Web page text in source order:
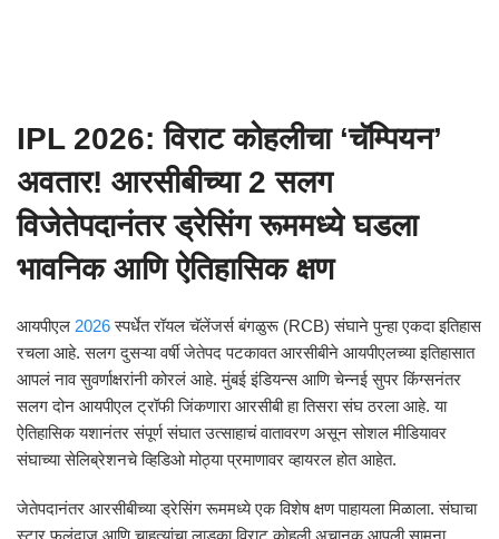
IPL 2026: विराट कोहलीचा ‘चॅम्पियन’
अवतार! आरसीबीच्या 2 सलग
विजेतेपदानंतर ड्रेसिंग रूममध्ये घडला
भावनिक आणि ऐतिहासिक क्षण
आयपीएल 2026स्पर्धेत रॉयल चॅलेंजर्स बंगळुरू (RCB) संघाने पुन्हा एकदा इतिहास
रचला आहे. सलग दुसऱ्या वर्षी जेतेपद पटकावत आरसीबीने आयपीएलच्या इतिहासात
आपलं नाव सुवर्णाक्षरांनी कोरलं आहे. मुंबई इंडियन्स आणि चेन्नई सुपर किंग्सनंतर
सलग दोन आयपीएल ट्रॉफी जिंकणारा आरसीबी हा तिसरा संघ ठरला आहे. या
ऐतिहासिक यशानंतर संपूर्ण संघात उत्साहाचं वातावरण असून सोशल मीडियावर
संघाच्या सेलिब्रेशनचे व्हिडिओ मोठ्या प्रमाणावर व्हायरल होत आहेत.
जेतेपदानंतर आरसीबीच्या ड्रेसिंग रूममध्ये एक विशेष क्षण पाहायला मिळाला. संघाचा
स्टार फलंदाज आणि चाहत्यांचा लाडका विराट कोहली अचानक आपली सामना